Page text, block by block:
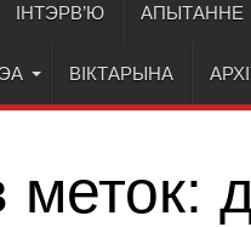
ІНТЭРВ’Ю АПЫТАННЕ
ВІКТАРЫНА
меток: